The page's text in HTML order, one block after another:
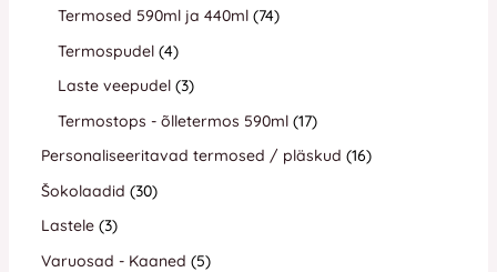
Termosed 590ml ja 440ml 74
Termospudel 4
Laste veepudel 3
Termostops - õlletermos 590ml 17
Personaliseeritavad termosed / pläskud 16
Šokolaadid 30
Lastele 3
Varuosad - Kaaned 5